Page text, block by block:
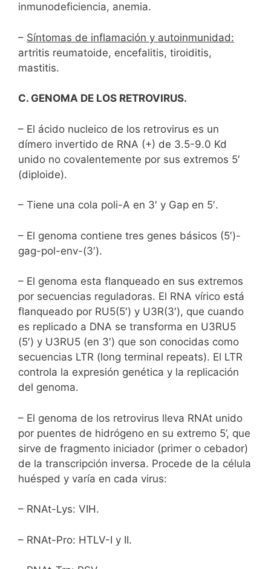
inmunodeficiencia, anemia.
– Síntomas de inflamación y autoinmunidad:
artritis reumatoide, encefalitis, tiroiditis,
mastitis.
C. GENOMA DE LOS RETROVIRUS.
– El ácido nucleico de los retrovirus es un
dímero invertido de RNA (+) de 3.5-9.0 Kd
unido no covalentemente por sus extremos 5′
(diploide).
– Tiene una cola poli-A en 3′ y Gap en 5′.
– El genoma contiene tres genes básicos (5′)-
gag-pol-env-(3′).
– El genoma esta flanqueado en sus extremos
por secuencias reguladoras. El RNA vírico está
flanqueado por RU5(5′) y U3R(3′), que cuando
es replicado a DNA se transforma en U3RU5
(5′) y U3RU5 (en 3′) que son conocidas como
secuencias LTR (long terminal repeats). El LTR
controla la expresión genética y la replicación
del genoma.
– El genoma de los retrovirus lleva RNAt unido
por puentes de hidrógeno en su extremo 5’, que
sirve de fragmento iniciador (primer o cebador)
de la transcripción inversa. Procede de la célula
huésped y varía en cada virus:
– RNAt-Lys: VIH.
– RNAt-Pro: HTLV-I y II.